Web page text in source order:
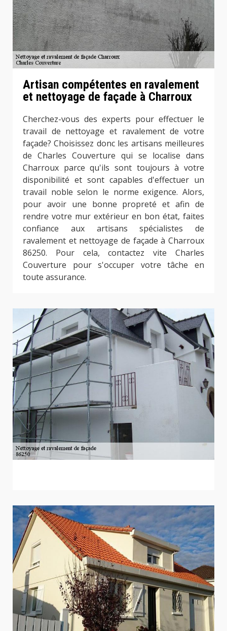
Artisan compétentes en ravalement
et nettoyage de façade à Charroux
Cherchez-vous des experts pour effectuer le
travail de nettoyage et ravalement de votre
façade? Choisissez donc les artisans meilleures
de Charles Couverture qui se localise dans
Charroux parce qu'ils sont toujours à votre
disponibilité et sont capables d'effectuer un
travail noble selon le norme exigence. Alors,
pour avoir une bonne propreté et afin de
rendre votre mur extérieur en bon état, faites
confiance aux artisans spécialistes de
ravalement et nettoyage de façade à Charroux
86250. Pour cela, contactez vite Charles
Couverture pour s'occuper votre tâche en
toute assurance.